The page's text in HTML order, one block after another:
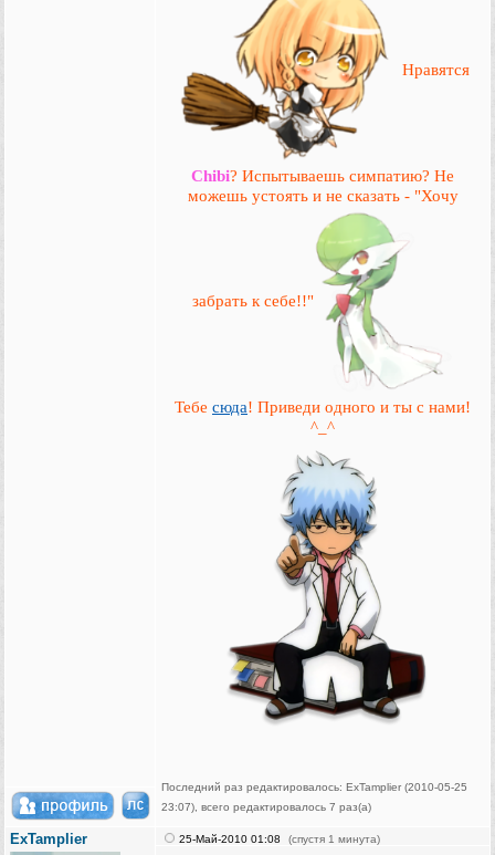
Нравятся
Chibi? Испытываешь симпатию? Не
можешь устоять и не сказать - "Хочу
забрать к себе!!"
Тебе сюда! Приведи одного и ты с нами!
^_^
Последний раз редактировалось: ExTamplier (2010-05-25
23:07), всего редактировалось 7 раз(а)
ExTamplier 25-Май-2010 01:08 (спустя 1 минута)